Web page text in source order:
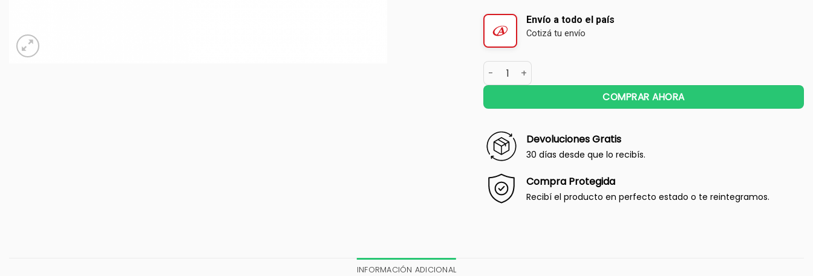
Envío a todo el país
Cotizá tu envío
COMPRAR AHORA
Devoluciones Gratis
30 días desde que lo recibís.
Compra Protegida
Recibí el producto en perfecto estado o te reintegramos.
INFORMACIÓN ADICIONAL